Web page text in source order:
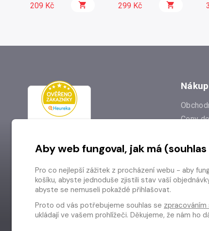
209 Kč 299 Kč
Nákup
Ceny
Aby web fungoval, jak má
Pro co nejlepší zážitek z procházení webu - aby
košíku, abyste jednoduše zjistili stav vaší
abyste se nemuseli pokaždé přihlašovat.
Proto od vás potřebujeme souhlas se
ukládají ve vašem prohlížeči. Děkujeme, že nám